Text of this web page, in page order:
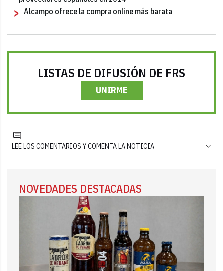
Alcampo ofrece la compra online más barata
LISTAS DE DIFUSIÓN DE FRS
UNIRME
LEE LOS COMENTARIOS Y COMENTA LA NOTICIA
NOVEDADES DESTACADAS